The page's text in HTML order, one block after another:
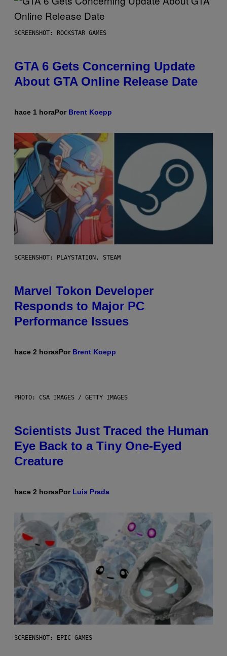
SCREENSHOT: ROCKSTAR GAMES
GTA 6 Gets Concerning Update
About GTA Online Release Date
hace 1 horaPor Brent Koepp
SCREENSHOT: PLAYSTATION, STEAM
Marvel Tokon Developer
Responds to Major PC
Performance Issues
hace 2 horasPor Brent Koepp
PHOTO: CSA IMAGES / GETTY IMAGES
Scientists Just Traced the Human
Eye Back to a Tiny One-Eyed
Creature
hace 2 horasPor Luis Prada
SCREENSHOT: EPIC GAMES